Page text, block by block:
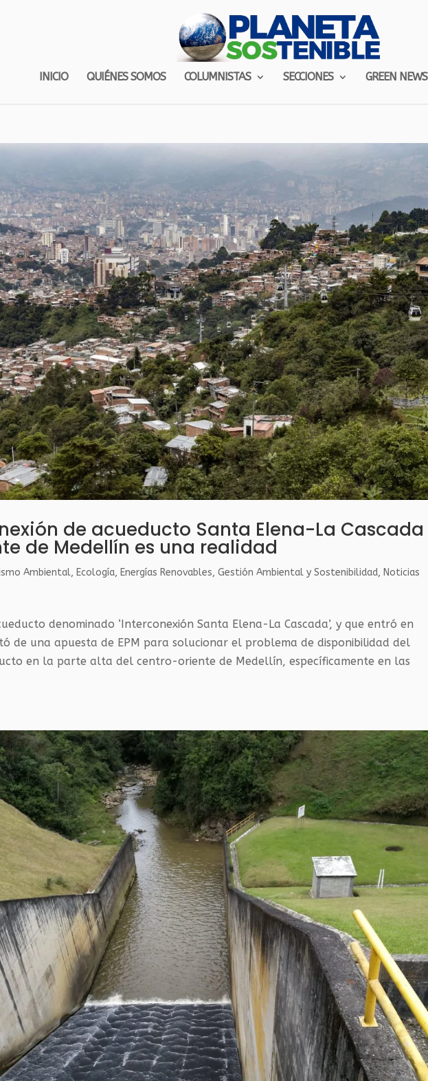
INICIO QUIÉNES SOMOS COLUMNISTAS SECCIONES GREEN NEWS
de acueducto Santa Elena-La Cascada
de Medellín es una realidad
Ambiental,Ecología,Energías Renovables,Gestión Ambiental y Sostenibilidad,Noticias
denominado ‘Interconexión Santa Elena-La Cascada’, y que entró en
de una apuesta de EPM para solucionar el problema de disponibilidad del
en la parte alta del centro-oriente de Medellín, específicamente en las